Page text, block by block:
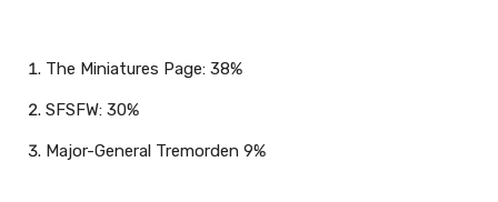
The Miniatures Page: 38%
SFSFW: 30%
Major-General Tremorden 9%